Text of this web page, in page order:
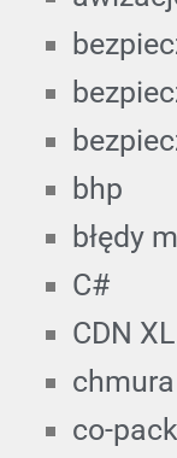
bhp
błędy
C#
CDN XL
chmura
co-